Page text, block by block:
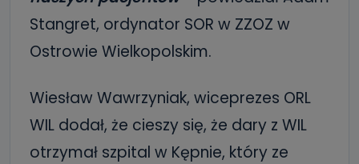
Stangret, ordynator SOR w ZZOZ w
Ostrowie Wielkopolskim.
Wiesław Wawrzyniak, wiceprezes ORL
WIL dodał, że cieszy się, że dary z WIL
otrzymał szpital w Kępnie, który ze